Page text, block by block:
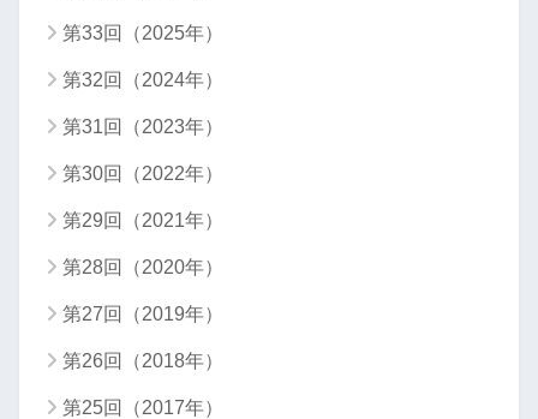
第33回（2025年）
第32回（2024年）
第31回（2023年）
第30回（2022年）
第29回（2021年）
第28回（2020年）
第27回（2019年）
第26回（2018年）
第25回（2017年）